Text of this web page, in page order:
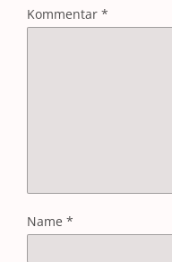
Kommentar *
Name *